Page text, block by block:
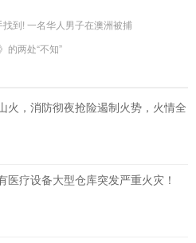
到! 一名华人男子在澳洲被捕
的两处“不知”
火，消防彻夜抢险遏制火势，火情全
医疗设备大型仓库突发严重火灾！